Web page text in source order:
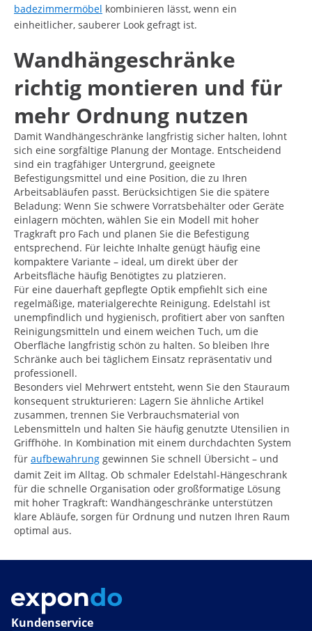
badezimmermöbel kombinieren lässt, wenn ein
einheitlicher, sauberer Look gefragt ist.
Wandhängeschränke
richtig montieren und für
mehr Ordnung nutzen
Damit Wandhängeschränke langfristig sicher halten, lohnt
sich eine sorgfältige Planung der Montage. Entscheidend
sind ein tragfähiger Untergrund, geeignete
Befestigungsmittel und eine Position, die zu Ihren
Arbeitsabläufen passt. Berücksichtigen Sie die spätere
Beladung: Wenn Sie schwere Vorratsbehälter oder Geräte
einlagern möchten, wählen Sie ein Modell mit hoher
Tragkraft pro Fach und planen Sie die Befestigung
entsprechend. Für leichte Inhalte genügt häufig eine
kompaktere Variante – ideal, um direkt über der
Arbeitsfläche häufig Benötigtes zu platzieren.
Für eine dauerhaft gepflegte Optik empfiehlt sich eine
regelmäßige, materialgerechte Reinigung. Edelstahl ist
unempfindlich und hygienisch, profitiert aber von sanften
Reinigungsmitteln und einem weichen Tuch, um die
Oberfläche langfristig schön zu halten. So bleiben Ihre
Schränke auch bei täglichem Einsatz repräsentativ und
professionell.
Besonders viel Mehrwert entsteht, wenn Sie den Stauraum
konsequent strukturieren: Lagern Sie ähnliche Artikel
zusammen, trennen Sie Verbrauchsmaterial von
Lebensmitteln und halten Sie häufig genutzte Utensilien in
Griffhöhe. In Kombination mit einem durchdachten System
für aufbewahrung gewinnen Sie schnell Übersicht – und
damit Zeit im Alltag. Ob schmaler Edelstahl-Hängeschrank
für die schnelle Organisation oder großformatige Lösung
mit hoher Tragkraft: Wandhängeschränke unterstützen
klare Abläufe, sorgen für Ordnung und nutzen Ihren Raum
optimal aus.
Kundenservice